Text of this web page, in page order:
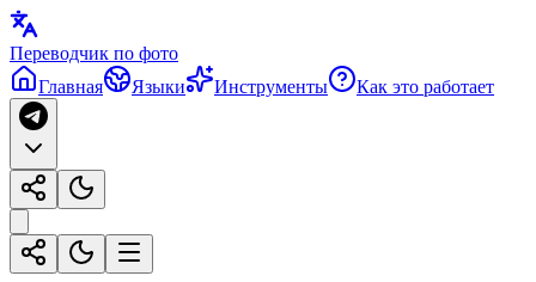
Переводчик по фото
Главная
Языки Инструменты Как это работает